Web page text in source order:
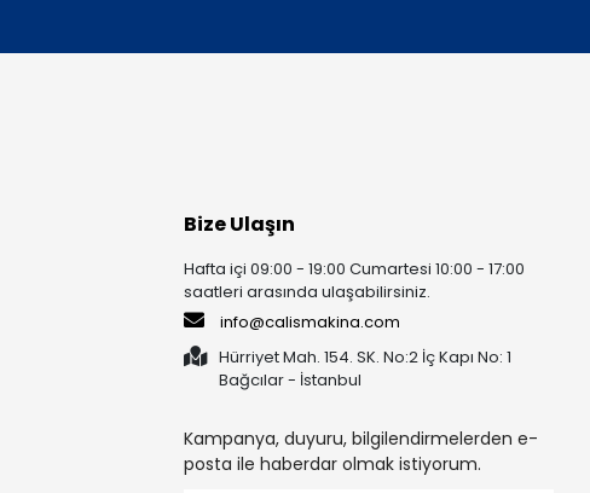
Bize Ulaşın
Hafta içi 09:00 - 19:00 Cumartesi 10:00 - 17:00
saatleri arasında ulaşabilirsiniz.
info@calismakina.com
Hürriyet Mah. 154. SK. No:2 İç Kapı No: 1
Bağcılar - İstanbul
Kampanya, duyuru, bilgilendirmelerden e-
posta ile haberdar olmak istiyorum.